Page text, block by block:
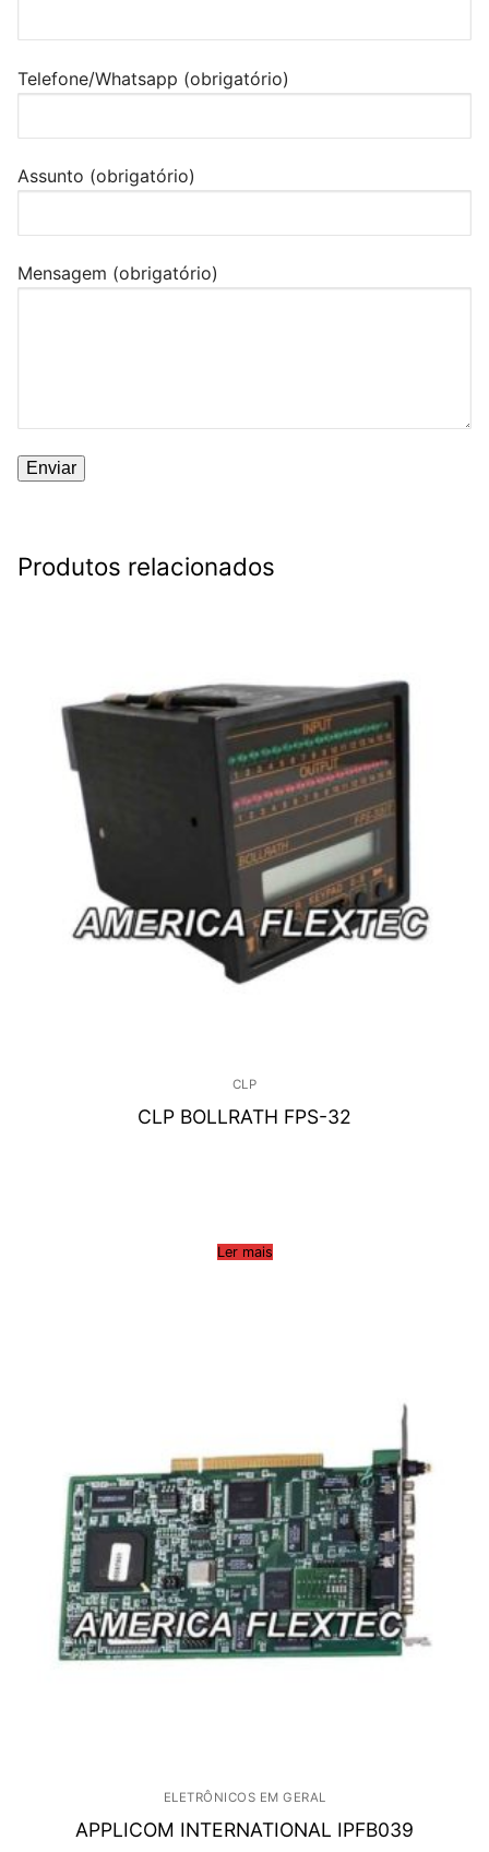
Telefone/Whatsapp (obrigatório)
Assunto (obrigatório)
Mensagem (obrigatório)
Produtos relacionados
CLP
CLP BOLLRATH FPS-32
Ler mais
ELETRÔNICOS EM GERAL
APPLICOM INTERNATIONAL IPFB039